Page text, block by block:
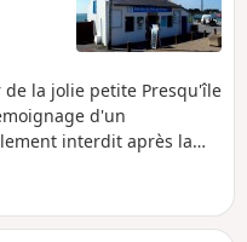
la jolie petite Presqu'île
d'un
interdit après la
marches)